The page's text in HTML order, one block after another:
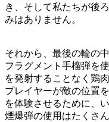
き、そして私たちが後
みはありません。
それから、最後の輪の
フラグメント手榴弾を
を発射することなく鶏
プレイヤーが敵の位置
を体験させるために、
煙爆弾の使用はたくさ